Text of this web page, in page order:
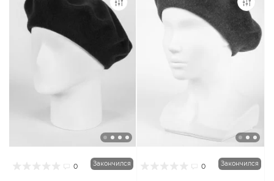
0 Закончился 0 Закончился